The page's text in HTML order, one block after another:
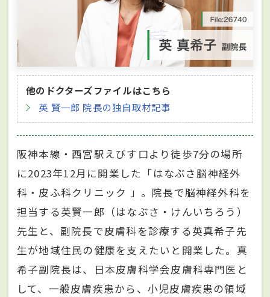
他のドクターズファイルはこちら
英 賢一郎 院長の独自取材記事
阪神本線・西宮駅えびす口より徒歩7分の場所
に2023年12月に開業した「はなぶさ脳神経外
科・皮ふ科クリニック 」。院長で脳神経外科を
担当する英賢一郎（はなぶさ・けんいちろう）
先生と、副院長で皮膚科を診療する英真希子先
生が地域住民の健康を支えたいと開業した。真
希子副院長は、日本皮膚科学会皮膚科専門医と
して、一般皮膚疾患から、小児皮膚疾患の領域